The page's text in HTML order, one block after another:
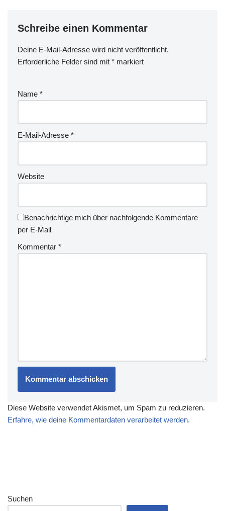
Schreibe einen Kommentar
Deine E-Mail-Adresse wird nicht veröffentlicht.
Erforderliche Felder sind mit * markiert
Name *
E-Mail-Adresse *
Website
Benachrichtige mich über nachfolgende Kommentare
per E-Mail
Kommentar *
Diese Website verwendet Akismet, um Spam zu reduzieren.
Erfahre, wie deine Kommentardaten verarbeitet werden.
Suchen